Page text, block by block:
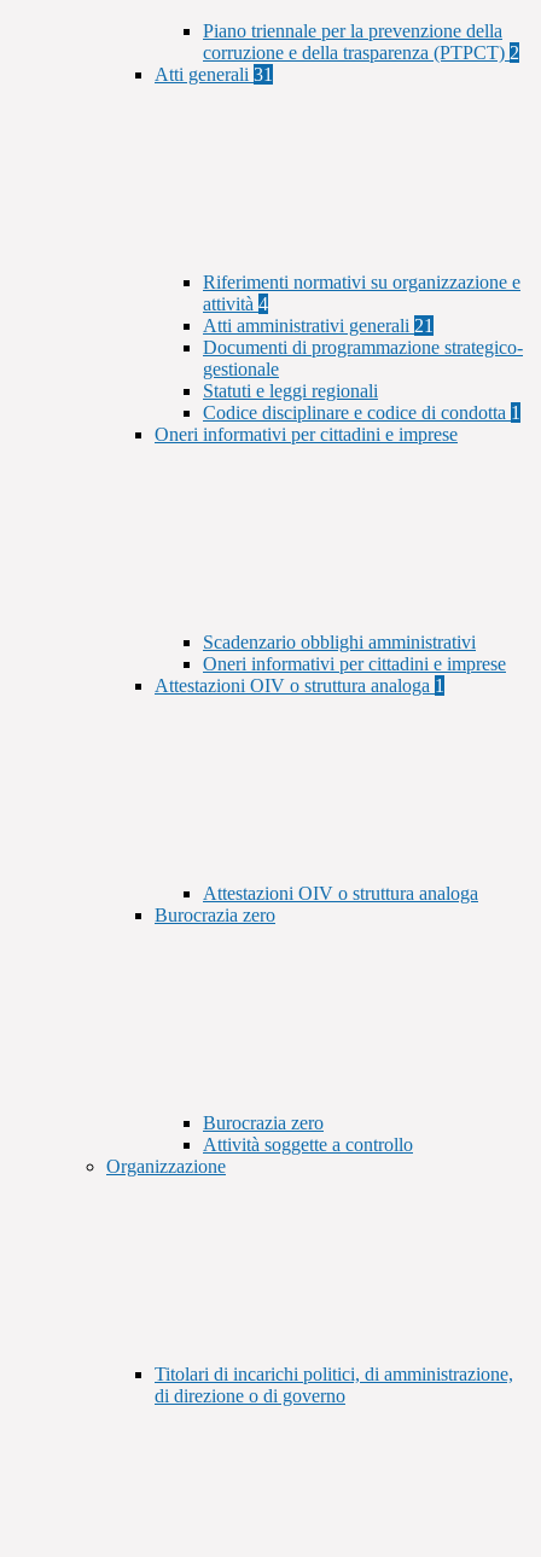
Piano triennale per la prevenzione della
corruzione e della trasparenza (PTPCT) 2
Atti generali 31
Riferimenti normativi su organizzazione e
attività 4
Atti amministrativi generali 21
Documenti di programmazione strategico-
gestionale
Statuti e leggi regionali
Codice disciplinare e codice di condotta 1
Oneri informativi per cittadini e imprese
Scadenzario obblighi amministrativi
Oneri informativi per cittadini e imprese
Attestazioni OIV o struttura analoga 1
Attestazioni OIV o struttura analoga
Burocrazia zero
Burocrazia zero
Attività soggette a controllo
Organizzazione
Titolari di incarichi politici, di amministrazione,
di direzione o di governo